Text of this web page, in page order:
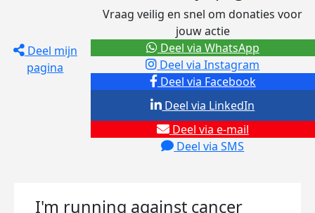
Deel mijn
pagina
Vraag veilig en snel om donaties voor
jouw actie
Deel via Facebook
Deel via Instagram
Deel via e-mail
Deel via SMS
Deel via LinkedIn
Deel via WhatsApp
I'm running against cancer